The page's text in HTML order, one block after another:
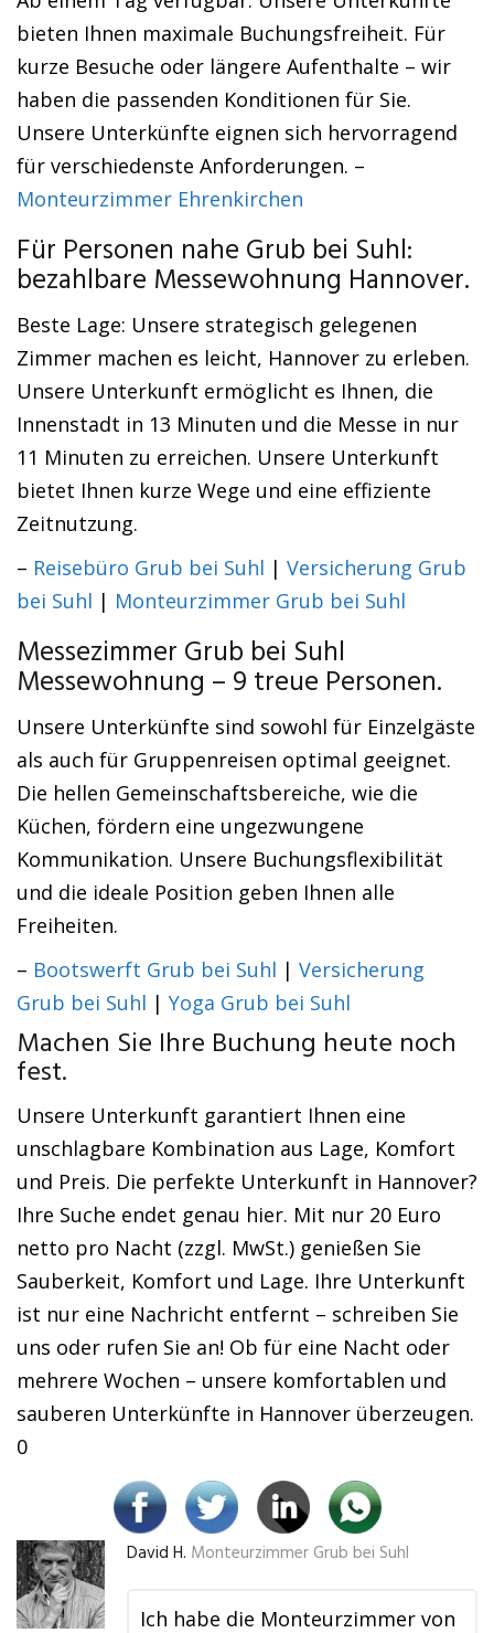
bieten Ihnen maximale Buchungsfreiheit. Für
kurze Besuche oder längere Aufenthalte – wir
haben die passenden Konditionen für Sie.
Unsere Unterkünfte eignen sich hervorragend
für verschiedenste Anforderungen. –
Monteurzimmer Ehrenkirchen
Für Personen nahe Grub bei Suhl:
bezahlbare Messewohnung Hannover.
Beste Lage: Unsere strategisch gelegenen
Zimmer machen es leicht, Hannover zu erleben.
Unsere Unterkunft ermöglicht es Ihnen, die
Innenstadt in 13 Minuten und die Messe in nur
11 Minuten zu erreichen. Unsere Unterkunft
bietet Ihnen kurze Wege und eine effiziente
Zeitnutzung.
– Reisebüro Grub bei Suhl | Versicherung Grub
bei Suhl | Monteurzimmer Grub bei Suhl
Messezimmer Grub bei Suhl
Messewohnung – 9 treue Personen.
Unsere Unterkünfte sind sowohl für Einzelgäste
als auch für Gruppenreisen optimal geeignet.
Die hellen Gemeinschaftsbereiche, wie die
Küchen, fördern eine ungezwungene
Kommunikation. Unsere Buchungsflexibilität
und die ideale Position geben Ihnen alle
Freiheiten.
– Bootswerft Grub bei Suhl | Versicherung
Grub bei Suhl | Yoga Grub bei Suhl
Machen Sie Ihre Buchung heute noch
fest.
Unsere Unterkunft garantiert Ihnen eine
unschlagbare Kombination aus Lage, Komfort
und Preis. Die perfekte Unterkunft in Hannover?
Ihre Suche endet genau hier. Mit nur 20 Euro
netto pro Nacht (zzgl. MwSt.) genießen Sie
Sauberkeit, Komfort und Lage. Ihre Unterkunft
ist nur eine Nachricht entfernt – schreiben Sie
uns oder rufen Sie an! Ob für eine Nacht oder
mehrere Wochen – unsere komfortablen und
sauberen Unterkünfte in Hannover überzeugen.
0
David H. Monteurzimmer Grub bei Suhl
Ich habe die Monteurzimmer von